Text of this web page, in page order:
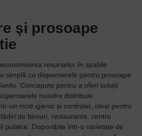
și prosoape
resurselor în spațiile
simplă cu dispenserele pentru prosoape
Concepute pentru a oferi soluții
noastre distribuie
un mod igienic și controlat, ideal pentru
de birouri, restaurante, centre
publice. Disponibile într-o varietate de